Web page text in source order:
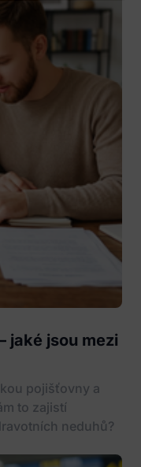
jaké jsou mezi
pojišťovny a
to zajistí
neduhů?